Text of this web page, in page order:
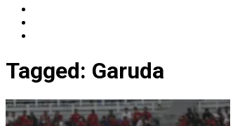
Tagged: Garuda